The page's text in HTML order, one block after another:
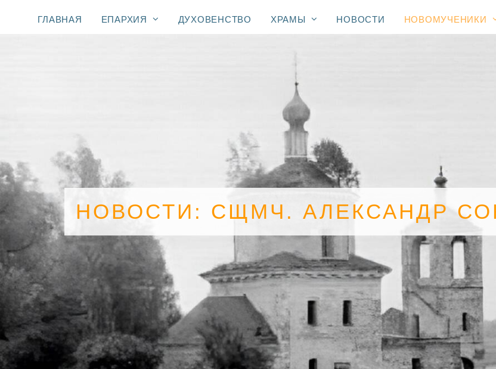
ГЛАВНАЯ ЕПАРХИЯ ДУХОВЕНСТВО ХРАМЫ НОВОСТИ НОВОМУЧЕНИКИ
НОВОСТИ: СЩМЧ. АЛЕКСАНДР